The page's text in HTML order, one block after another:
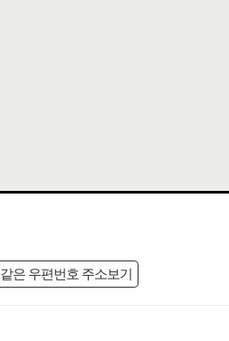
같은 우편번호 주소보기